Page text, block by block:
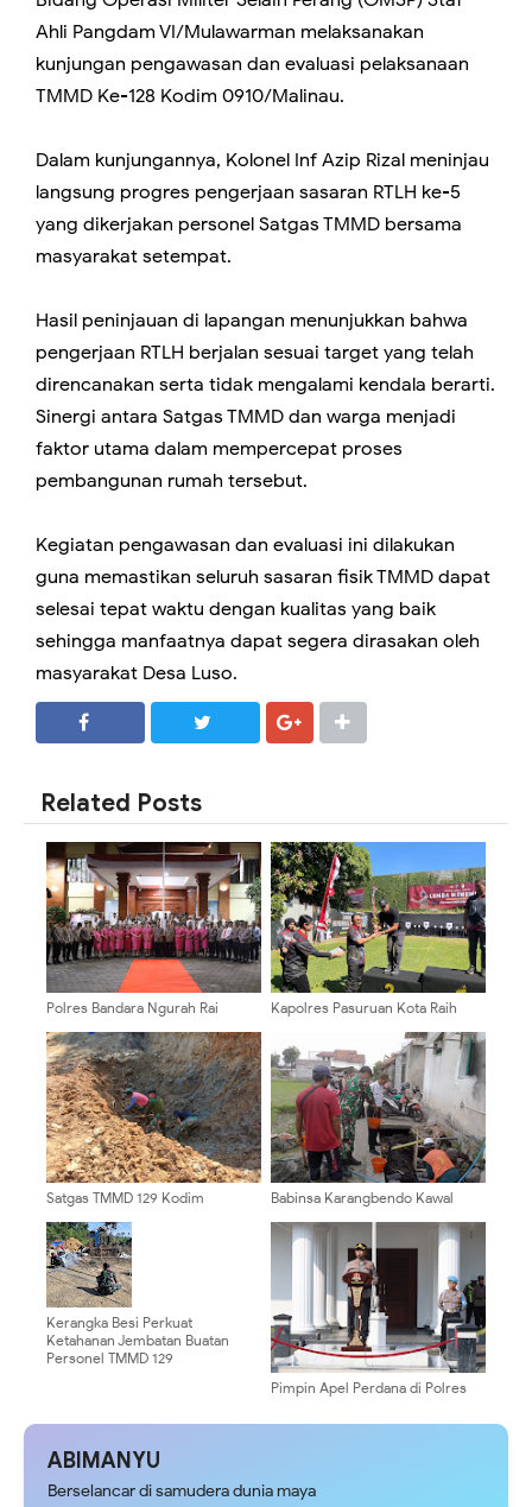
Ahli Pangdam VI/Mulawarman melaksanakan
kunjungan pengawasan dan evaluasi pelaksanaan
TMMD Ke-128 Kodim 0910/Malinau.
Dalam kunjungannya, Kolonel Inf Azip Rizal meninjau
langsung progres pengerjaan sasaran RTLH ke-5
yang dikerjakan personel Satgas TMMD bersama
masyarakat setempat.
Hasil peninjauan di lapangan menunjukkan bahwa
pengerjaan RTLH berjalan sesuai target yang telah
direncanakan serta tidak mengalami kendala berarti.
Sinergi antara Satgas TMMD dan warga menjadi
faktor utama dalam mempercepat proses
pembangunan rumah tersebut.
Kegiatan pengawasan dan evaluasi ini dilakukan
guna memastikan seluruh sasaran fisik TMMD dapat
selesai tepat waktu dengan kualitas yang baik
sehingga manfaatnya dapat segera dirasakan oleh
masyarakat Desa Luso.
Related Posts
Polres Bandara Ngurah Rai
Pelepasan Mantan Kapolres
Kapolres Pasuruan Kota Raih
Kapolda Jatim Cup 2026
Satgas TMMD 129 Kodim
Baru
Babinsa Karangbendo Kawal
Dukung Kelancaran Pengairan
Lahan Pertanian
Kerangka Besi Perkuat
Ketahanan Jembatan Buatan
Personel TMMD 129
Pimpin Apel Perdana di Polres
Ardiansyah Prasetya, Ajak
ABIMANYU
Berselancar di samudera dunia maya